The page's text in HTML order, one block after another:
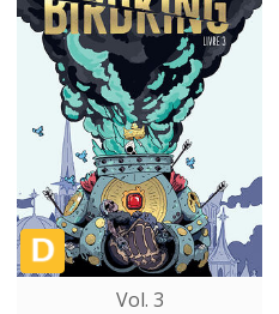
Vol. 3